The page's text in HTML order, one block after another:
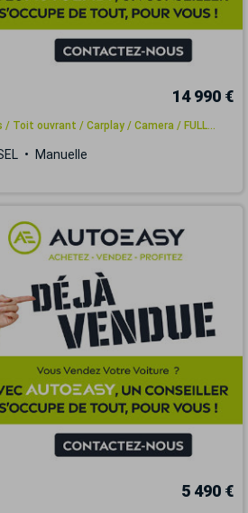
14 990 €
/ Toit ouvrant / Carplay / Camera / FULL...
Manuelle
5 490 €